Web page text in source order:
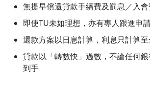
無提早償還貸款手續費及罰息／入
即使TU未如理想，亦有專人跟進申
還款方案以日息計算，利息只計算
貸款以「轉數快」過數，不論任何
到手